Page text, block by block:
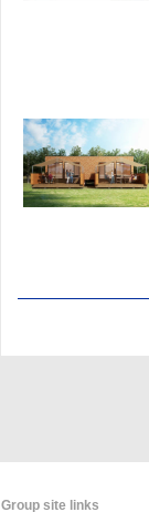
Group site links